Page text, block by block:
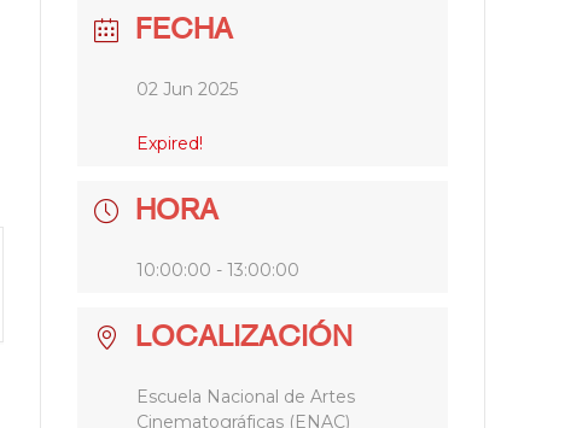
FECHA
02 Jun 2025
Expired!
HORA
10:00:00 - 13:00:00
LOCALIZACIÓN
Escuela Nacional de Artes
Cinematográficas (ENAC)